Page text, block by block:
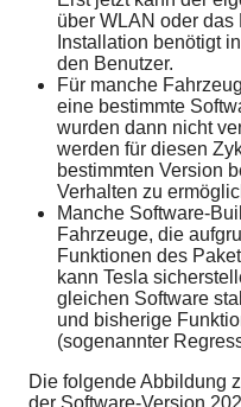
über WLAN oder
Installation benötigt
den Benutzer.
Für manche
eine bestimmte
wurden dann nicht
werden für diesen
bestimmten Version
Verhalten zu
Manche Software-
Fahrzeuge, die
Funktionen des
kann Tesla
gleichen Software
und bisherige
(sogenannter
Die folgende Abbildung
der Software-Version